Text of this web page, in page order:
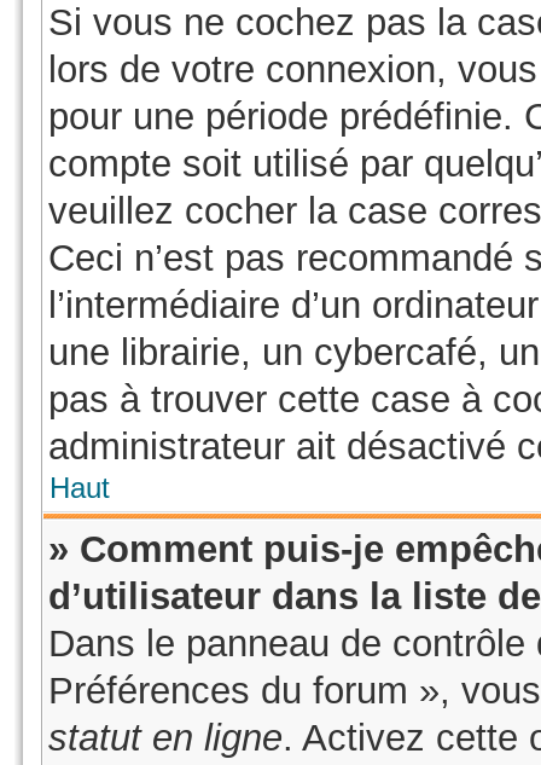
Si vous ne cochez pas la
lors de votre connexion,
pour une période prédéfinie.
compte soit utilisé par
veuillez cocher la case
Ceci n’est pas recommandé
l’intermédiaire d’un
une librairie, un cybercafé,
pas à trouver cette case à
administrateur ait désactivé
Haut
» Comment puis-je
d’utilisateur dans la liste
Dans le panneau de contrôle
Préférences du forum »,
statut en ligne. Activez cette